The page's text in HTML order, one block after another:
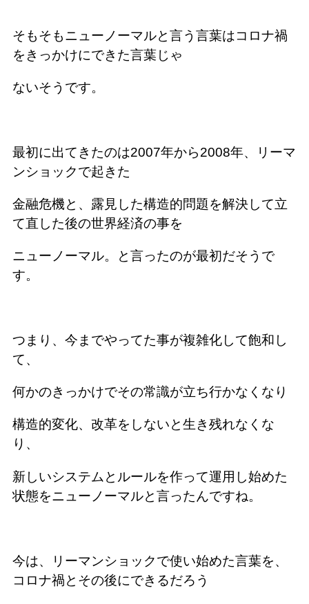
そもそもニューノーマルと言う言葉はコロナ禍
をきっかけにできた言葉じゃ
ないそうです。
最初に出てきたのは2007年から2008年、リーマ
ンショックで起きた
金融危機と、露見した構造的問題を解決して立
て直した後の世界経済の事を
ニューノーマル。と言ったのが最初だそうで
す。
つまり、今までやってた事が複雑化して飽和し
て、
何かのきっかけでその常識が立ち行かなくなり
構造的変化、改革をしないと生き残れなくな
り、
新しいシステムとルールを作って運用し始めた
状態をニューノーマルと言ったんですね。
今は、リーマンショックで使い始めた言葉を、
コロナ禍とその後にできるだろう